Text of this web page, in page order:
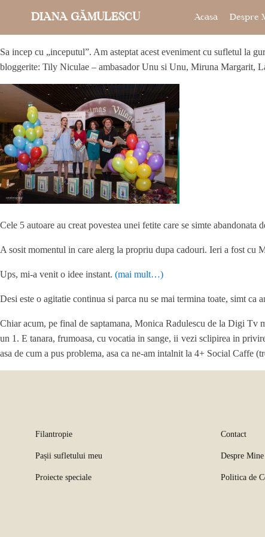
DIANA GĂMULESCU Acasa Despre
Sa incep cu „inceputul”. Am asteptat acest eveniment cu sufletul la
bloggerite: Tily Niculae – ambasador Unu si Unu, Miruna Margarit,
Cele 5 autoare au creat povestea unei fetite care se simte
A sosit momentul in care alerg la propriu dupa cadouri. Ieri a fost cu
Ups, mi-a venit o idee instant. (mai mult…)
Desi este o agitatie continua si parca nu se mai termina toate, simt ca
Chiar acum, pe final de saptamana, Monica Radulescu de la Digi Tv
un 1. E tanara, frumoasa, cu vocatia in sange, ii vezi sclipirea in
asa de cum a pus problema, asa ca ne-am intalnit la 4+ Social Caffe
Filantropie
Pașii sufletului meu
Proiecte speciale
Contact
Despre Mine
Politica de